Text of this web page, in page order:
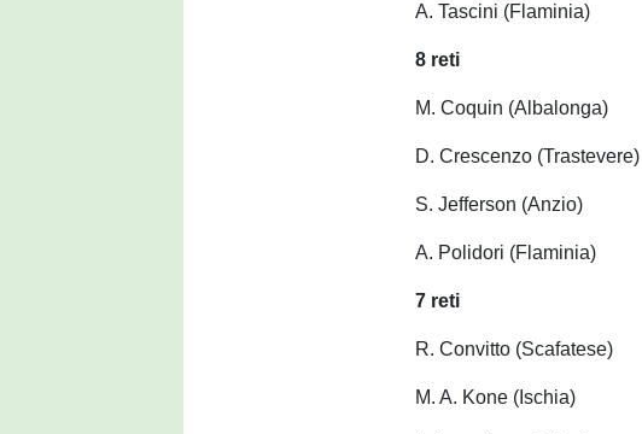
A. Tascini (Flaminia)
8 reti
M. Coquin (Albalonga)
D. Crescenzo (Trastevere)
S. Jefferson (Anzio)
A. Polidori (Flaminia)
7 reti
R. Convitto (Scafatese)
M. A. Kone (Ischia)